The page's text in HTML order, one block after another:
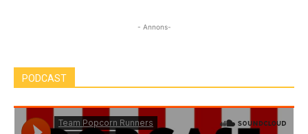
- Annons-
PODCAST